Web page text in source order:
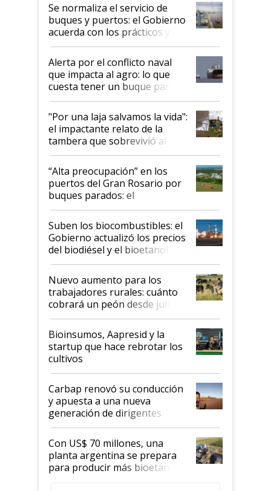
Se normaliza el servicio de
buques y puertos: el Gobierno
acuerda con los prácticos y
suspende el decreto de
desregulación
Alerta por el conflicto naval
que impacta al agro: lo que
cuesta tener un buque parado
y el peligro de que Argentina
pase a ser "país sucio"
"Por una laja salvamos la vida":
el impactante relato de la
tambera que sobrevivió al
tornado
“Alta preocupación” en los
puertos del Gran Rosario por
buques parados: el
funcionamiento de las
exportadoras en tensión tras
la medida de fuerza de los
prácticos
Suben los biocombustibles: el
Gobierno actualizó los precios
del biodiésel y el bioetanol
Nuevo aumento para los
trabajadores rurales: cuánto
cobrará un peón desde julio
Bioinsumos, Aapresid y la
startup que hace rebrotar los
cultivos
Carbap renovó su conducción
y apuesta a una nueva
generación de dirigentes
rurales
Con US$ 70 millones, una
planta argentina se prepara
para producir más bioetanol